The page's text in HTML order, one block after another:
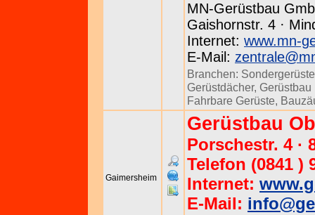
MN-Gerüstbau
Gaishornstr. 4 ·
Internet: www.mn-
E-Mail:
Branchen: Sondergerüste
Gerüstdächer, Gerüstbau
Fahrbare Gerüste,
Gaimersheim
Gerüstbau
Porschestr. 4 ·
Telefon (0841 )
Internet:
E-Mail: